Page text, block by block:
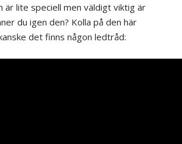
är lite speciell men väldigt viktig är
du igen den? Kolla på den här
det finns någon ledtråd: